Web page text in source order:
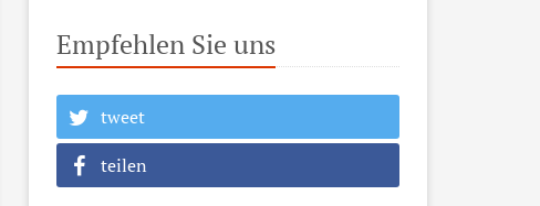
Empfehlen Sie uns
tweet
teilen